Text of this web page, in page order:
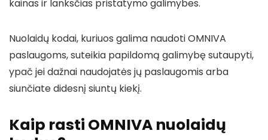
kainas ir lanksčias pristatymo galimybes.
Nuolaidų kodai, kuriuos galima naudoti OMNIVA
paslaugoms, suteikia papildomą galimybę sutaupyti,
ypač jei dažnai naudojatės jų paslaugomis arba
siunčiate didesnį siuntų kiekį.
Kaip rasti OMNIVA nuolaidų